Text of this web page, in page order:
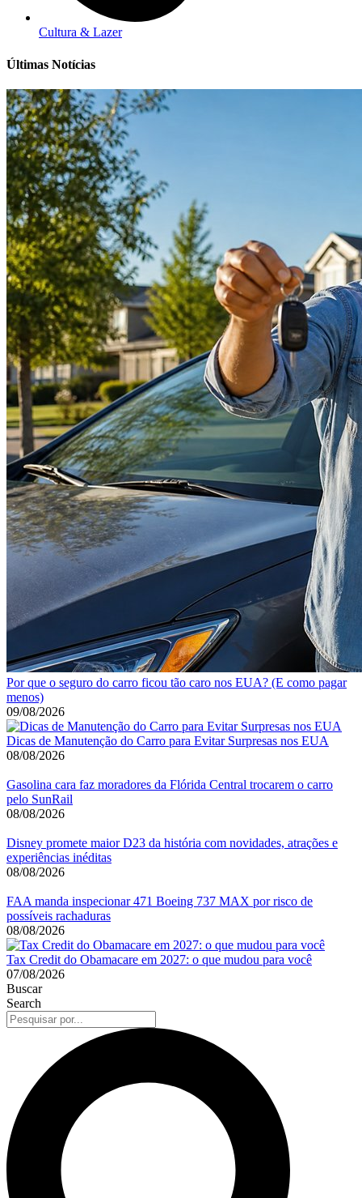
Cultura & Lazer
Últimas Notícias
Por que o seguro do carro ficou tão caro nos EUA? (E como pagar
menos)
09/08/2026
Dicas de Manutenção do Carro para Evitar Surpresas nos EUA
08/08/2026
Gasolina cara faz moradores da Flórida Central trocarem o carro
pelo SunRail
08/08/2026
Disney promete maior D23 da história com novidades, atrações e
experiências inéditas
08/08/2026
FAA manda inspecionar 471 Boeing 737 MAX por risco de
possíveis rachaduras
08/08/2026
Tax Credit do Obamacare em 2027: o que mudou para você
07/08/2026
Buscar
Search